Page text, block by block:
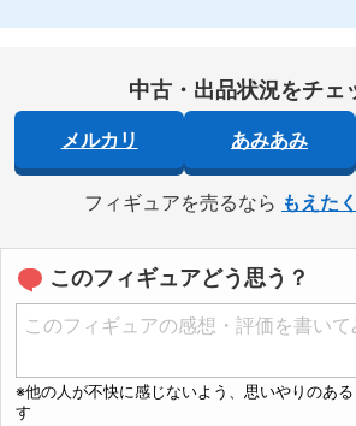
中古・出品状況をチェ
メルカリ あみあみ
フィギュアを売るなら もえたく
このフィギュアどう思う？